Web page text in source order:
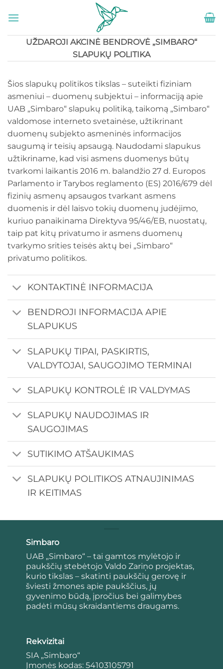
UŽDAROJI AKCINĖ BENDROVĖ „SIMBARO“
SLAPUKŲ POLITIKA
Šios slapukų politikos tikslas – suteikti fiziniam
asmeniui – duomenų subjektui – informaciją apie
UAB „Simbaro“ slapukų politiką, taikomą „Simbaro“
valdomose interneto svetainėse, užtikrinant
duomenų subjekto asmeninės informacijos
saugumą ir teisių apsaugą. Naudodami slapukus
užtikriname, kad visi asmens duomenys būtų
tvarkomi laikantis 2016 m. balandžio 27 d. Europos
Parlamento ir Tarybos reglamento (ES) 2016/679 dėl
fizinių asmenų apsaugos tvarkant asmens
duomenis ir dėl laisvo tokių duomenų judėjimo,
kuriuo panaikinama Direktyva 95/46/EB, nuostatų,
taip pat kitų privatumo ir asmens duomenų
tvarkymo srities teisės aktų bei „Simbaro“
privatumo politikos.
KONTAKTINĖ INFORMACIJA
BENDROJI INFORMACIJA APIE
SLAPUKUS
SLAPUKŲ TIPAI, PASKIRTIS,
VALDYTOJAI, SAUGOJIMO TERMINAI
SLAPUKŲ KONTROLĖ IR VALDYMAS
SLAPUKŲ NAUDOJIMAS IR
SAUGOJIMAS
SUTIKIMO ATŠAUKIMAS
SLAPUKŲ POLITIKOS ATNAUJINIMAS
IR KEITIMAS
Simbaro
UAB „Simbaro“ – tai gamtos mylėtojo ir
paukščių stebėtojo Valdo Zariņo projektas,
kurio tikslas – skatinti paukščių gerovę ir
šviesti žmones apie paukščius, jų
gyvenimo būdą, įpročius bei galimybes
padėti mūsų skraidantiems draugams.
Rekvizitai
SIA „Simbaro“
Įmonės kodas: 54103105791